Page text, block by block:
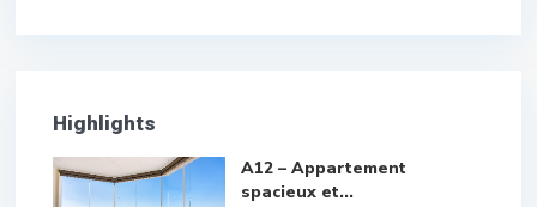
Highlights
A12 – Appartement
spacieux et...